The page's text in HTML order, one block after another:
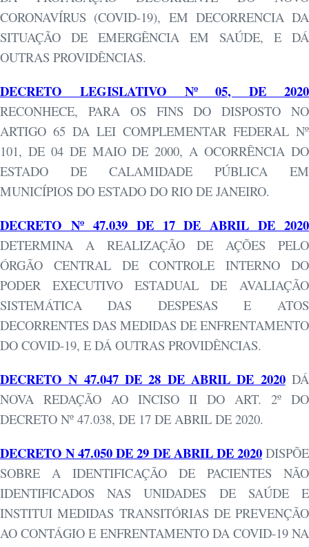
CORONAVÍRUS (COVID-19), EM DECORRENCIA DA
SITUAÇÃO DE EMERGÊNCIA EM SAÚDE, E DÁ
OUTRAS PROVIDÊNCIAS.
DECRETO LEGISLATIVO Nº 05, DE 2020
RECONHECE, PARA OS FINS DO DISPOSTO NO
ARTIGO 65 DA LEI COMPLEMENTAR FEDERAL Nº
101, DE 04 DE MAIO DE 2000, A OCORRÊNCIA DO
ESTADO DE CALAMIDADE PÚBLICA EM
MUNICÍPIOS DO ESTADO DO RIO DE JANEIRO.
DECRETO Nº 47.039 DE 17 DE ABRIL DE 2020
DETERMINA A REALIZAÇÃO DE AÇÕES PELO
ÓRGÃO CENTRAL DE CONTROLE INTERNO DO
PODER EXECUTIVO ESTADUAL DE AVALIAÇÃO
SISTEMÁTICA DAS DESPESAS E ATOS
DECORRENTES DAS MEDIDAS DE ENFRENTAMENTO
DO COVID-19, E DÁ OUTRAS PROVIDÊNCIAS.
DECRETO N 47.047 DE 28 DE ABRIL DE 2020 DÁ
NOVA REDAÇÃO AO INCISO II DO ART. 2º DO
DECRETO Nº 47.038, DE 17 DE ABRIL DE 2020.
DECRETO N 47.050 DE 29 DE ABRIL DE 2020 DISPÕE
SOBRE A IDENTIFICAÇÃO DE PACIENTES NÃO
IDENTIFICADOS NAS UNIDADES DE SAÚDE E
INSTITUI MEDIDAS TRANSITÓRIAS DE PREVENÇÃO
AO CONTÁGIO E ENFRENTAMENTO DA COVID-19 NA